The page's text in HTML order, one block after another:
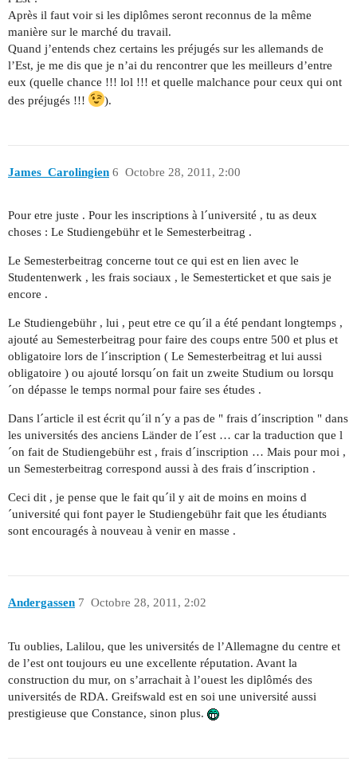
Après il faut voir si les diplômes seront reconnus de la même
manière sur le marché du travail.
Quand j’entends chez certains les préjugés sur les allemands de
l’Est, je me dis que je n’ai du rencontrer que les meilleurs d’entre
eux (quelle chance !!! lol !!! et quelle malchance pour ceux qui ont
des préjugés !!!
).
James_Carolingien Octobre 28, 2011, 2:00
6
Pour etre juste . Pour les inscriptions à l´université , tu as deux
choses : Le Studiengebühr et le Semesterbeitrag .
Le Semesterbeitrag concerne tout ce qui est en lien avec le
Studentenwerk , les frais sociaux , le Semesterticket et que sais je
encore .
Le Studiengebühr , lui , peut etre ce qu´il a été pendant longtemps ,
ajouté au Semesterbeitrag pour faire des coups entre 500 et plus et
obligatoire lors de l´inscription ( Le Semesterbeitrag et lui aussi
obligatoire ) ou ajouté lorsqu´on fait un zweite Studium ou lorsqu
´on dépasse le temps normal pour faire ses études .
Dans l´article il est écrit qu´il n´y a pas de " frais d´inscription " dans
les universités des anciens Länder de l´est … car la traduction que l
´on fait de Studiengebühr est , frais d´inscription … Mais pour moi ,
un Semesterbeitrag correspond aussi à des frais d´inscription .
Ceci dit , je pense que le fait qu´il y ait de moins en moins d
´université qui font payer le Studiengebühr fait que les étudiants
sont encouragés à nouveau à venir en masse .
Andergassen Octobre 28, 2011, 2:02
7
Tu oublies, Lalilou, que les universités de l’Allemagne du centre et
de l’est ont toujours eu une excellente réputation. Avant la
construction du mur, on s’arrachait à l’ouest les diplômés des
universités de RDA. Greifswald est en soi une université aussi
prestigieuse que Constance, sinon plus.